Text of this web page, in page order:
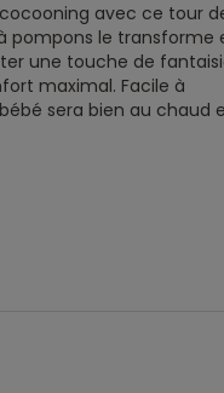
avec ce tour
pompons le transforme
une touche de
maximal. Facile à
sera bien au chaud